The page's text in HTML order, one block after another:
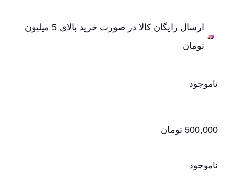
ارسال رایگان کالا در صورت خرید بالای 5 میلیون
تومان
ناموجود
500,000 تومان
ناموجود